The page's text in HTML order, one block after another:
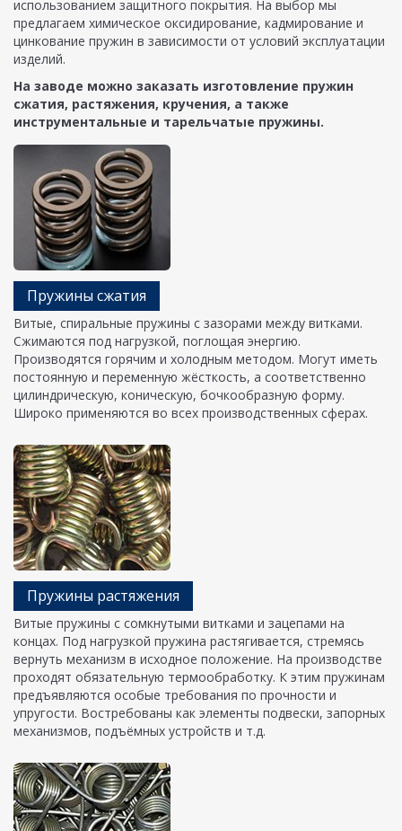
использованием защитного покрытия. На выбор мы
предлагаем химическое оксидирование, кадмирование и
цинкование пружин в зависимости от условий эксплуатации
изделий.
На заводе можно заказать изготовление пружин
сжатия, растяжения, кручения, а также
инструментальные и тарельчатые пружины.
Пружины сжатия
Витые, спиральные пружины с зазорами между витками.
Сжимаются под нагрузкой, поглощая энергию.
Производятся горячим и холодным методом. Могут иметь
постоянную и переменную жёсткость, а соответственно
цилиндрическую, коническую, бочкообразную форму.
Широко применяются во всех производственных сферах.
Пружины растяжения
Витые пружины с сомкнутыми витками и зацепами на
концах. Под нагрузкой пружина растягивается, стремясь
вернуть механизм в исходное положение. На производстве
проходят обязательную термообработку. К этим пружинам
предъявляются особые требования по прочности и
упругости. Востребованы как элементы подвески, запорных
механизмов, подъёмных устройств и т.д.